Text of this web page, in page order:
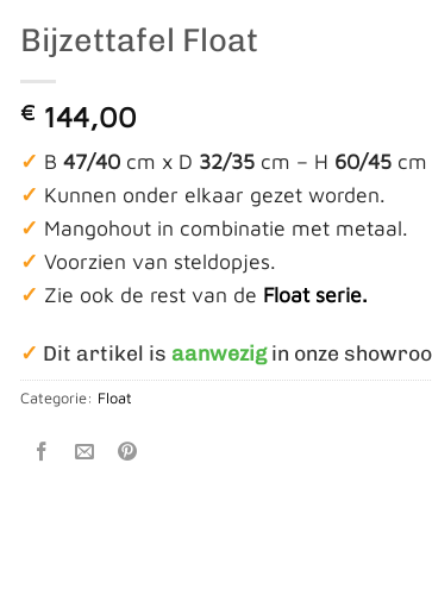
Bijzettafel Float
€ 144,00
✓ B47/40 cm x D 32/35 cm – H 60/45 cm
✓ Kunnen onder elkaar gezet worden.
✓ Mangohout in combinatie met metaal.
✓Voorzien van steldopjes.
✓ Zie ook de rest van de Float serie.
✓ Dit artikel isaanwezigin onze
Categorie: Float